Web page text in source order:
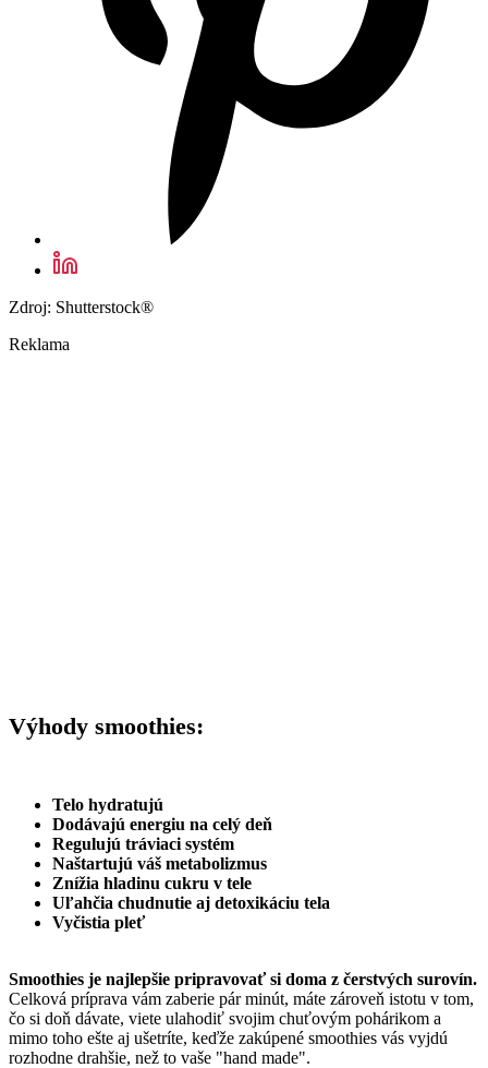
Zdroj: Shutterstock®
Reklama
Výhody smoothies:
Telo hydratujú
Dodávajú energiu na celý deň
Regulujú tráviaci systém
Naštartujú váš metabolizmus
Znížia hladinu cukru v tele
Uľahčia chudnutie aj detoxikáciu tela
Vyčistia pleť
Smoothies je najlepšie pripravovať si doma z čerstvých surovín.
Celková príprava vám zaberie pár minút, máte zároveň istotu v tom,
čo si doň dávate, viete ulahodiť svojim chuťovým pohárikom a
mimo toho ešte aj ušetríte, keďže zakúpené smoothies vás vyjdú
rozhodne drahšie, než to vaše "hand made".